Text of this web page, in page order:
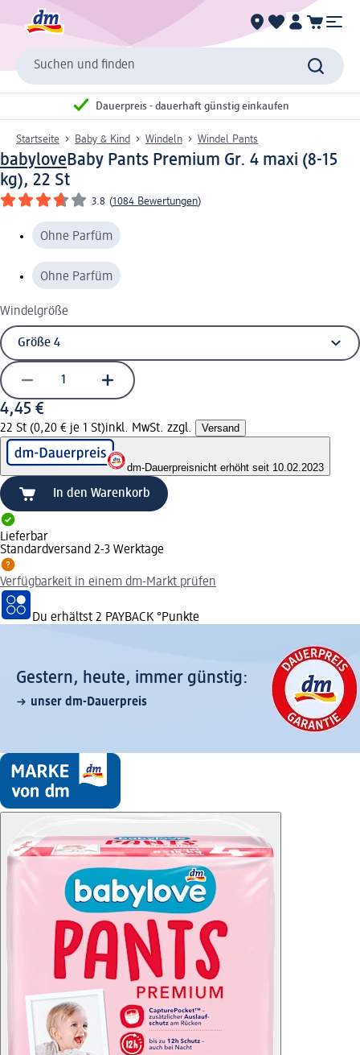
Suchen und finden
Dauerpreis - dauerhaft günstig einkaufen
Startseite Baby & Kind Windeln Windel Pants
babyloveBaby Pants Premium Gr. 4 maxi (8-15
kg), 22 St
3.8 (1084 Bewertungen)
Ohne Parfüm
Ohne Parfüm
Windelgröße
4,45 €
22 St (0,20 € je 1 St)inkl. MwSt. zzgl. Versand
dm-Dauerpreisnicht erhöht seit 10.02.2023
In den Warenkorb
Lieferbar
Standardversand 2-3 Werktage
Verfügbarkeit in einem dm-Markt prüfen
Du erhältst 2 PAYBACK °Punkte
Gestern, heute, immer günstig:
unser dm-Dauerpreis